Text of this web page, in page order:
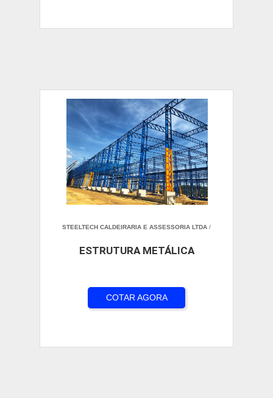
STEELTECH CALDEIRARIA E ASSESSORIA LTDA /
ESTRUTURA METÁLICA
COTAR AGORA